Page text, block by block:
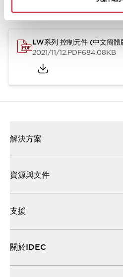
認證與標準 技術
LW系列 控制元件 (中文簡體
2021/11/12.PDF684.08KB
解決方案
資源與文件
支援
關於IDEC